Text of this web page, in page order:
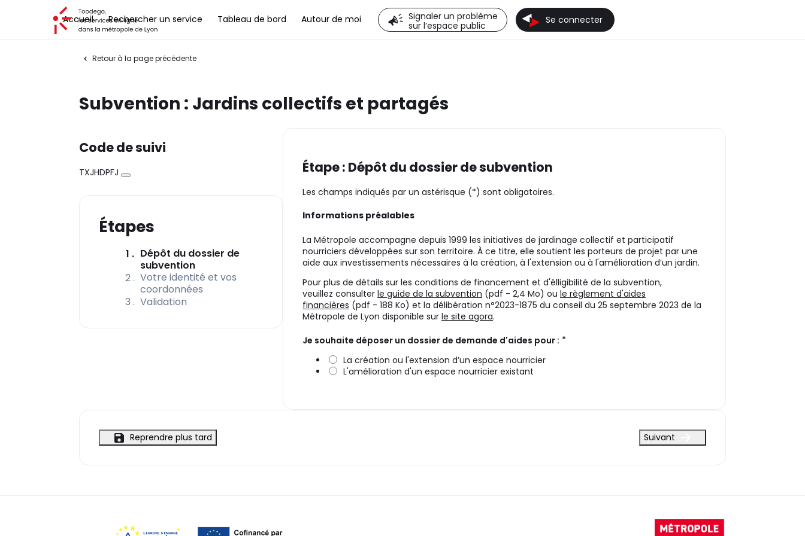
Accueil Rechercher un service Tableau de bord Autour de moi
Signaler un problème
sur l’espace public
Se connecter
Retour à la page précédente
Subvention : Jardins collectifs et partagés
Code de suivi
TXJHDPFJ
Copier
Étapes
1
Dépôt du dossier de
subvention(étape courante)
2
Votre identité et vos
coordonnées
3
Validation
Étape : Dépôt du dossier de subvention
Les champs indiqués par un astérisque (*) sont obligatoires.
Informations préalables
La Métropole accompagne depuis 1999 les initiatives de jardinage collectif et participatif
nourriciers développées sur son territoire. À ce titre, elle soutient les porteurs de projet par une
aide aux investissements nécessaires à la création, à l'extension ou à l'amélioration d’un jardin.
Pour plus de détails sur les conditions de financement et d'élligibilité de la subvention,
veuillez consulter le guide de la subvention (pdf - 2,4 Mo) ou le règlement d'aides
financières (pdf - 188 Ko) et la délibération n°2023-1875 du conseil du 25 septembre 2023 de la
Métropole de Lyon disponible sur le site agora.
Je souhaite déposer un dossier de demande d'aides pour : *
La création ou l'extension d’un espace nourricier
L'amélioration d'un espace nourricier existant
Suivant
Reprendre plus tard